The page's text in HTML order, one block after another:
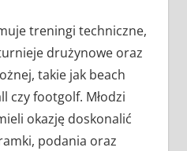
treningi techniczne,
drużynowe oraz
takie jak beach
czy footgolf. Młodzi
okazję doskonalić
podania oraz